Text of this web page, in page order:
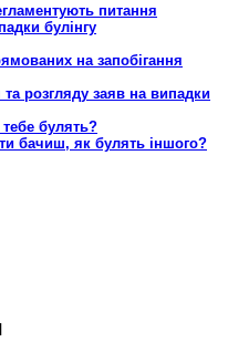
питання
булінгу
на запобігання
розгляду заяв на випадки
булять?
бачиш, як булять іншого?